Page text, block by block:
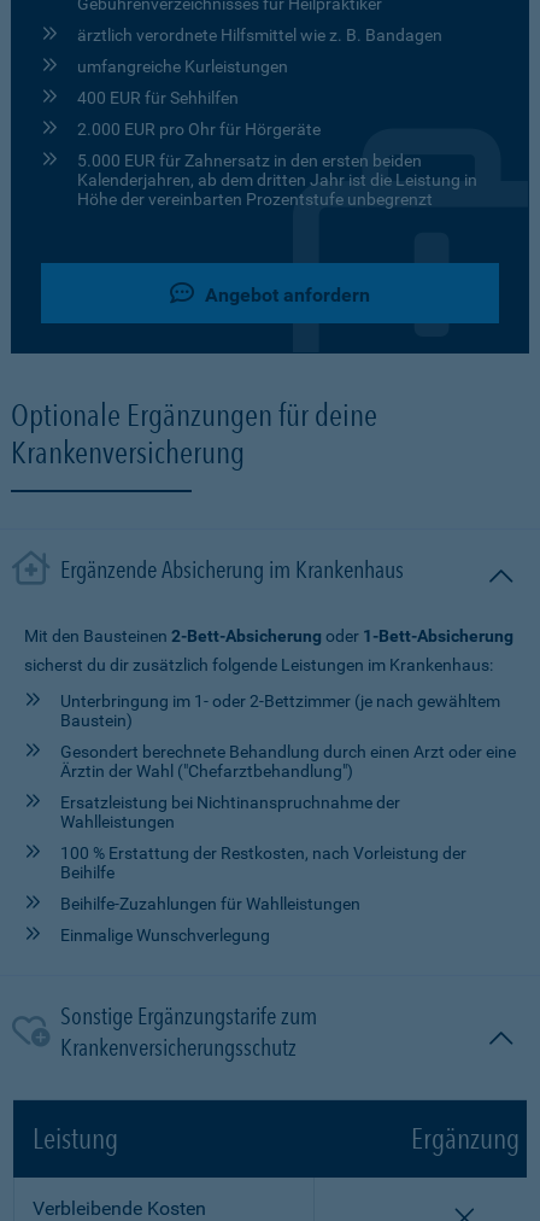
ärztlich verordnete Hilfsmittel wie z. B. Bandagen
umfangreiche Kurleistungen
400 EUR für Sehhilfen
2.000 EUR pro Ohr für Hörgeräte
5.000 EUR für Zahnersatz in den ersten beiden
Kalenderjahren, ab dem dritten Jahr ist die Leistung in
Höhe der vereinbarten Prozentstufe unbegrenzt
Angebot anfordern
Optionale Ergänzungen für deine
Krankenversicherung
Ergänzende Absicherung im Krankenhaus
Mit den Bausteinen 2-Bett-Absicherung oder 1-Bett-Absicherung
sicherst du dir zusätzlich folgende Leistungen im Krankenhaus:
Unterbringung im 1- oder 2-Bettzimmer (je nach gewähltem
Baustein)
Gesondert berechnete Behandlung durch einen Arzt oder eine
Ärztin der Wahl ("Chefarztbehandlung")
Ersatzleistung bei Nichtinanspruchnahme der
Wahlleistungen
100 % Erstattung der Restkosten, nach Vorleistung der
Beihilfe
Beihilfe-Zuzahlungen für Wahlleistungen
Einmalige Wunschverlegung
Sonstige Ergänzungstarife zum
Krankenversicherungsschutz
Leistung Ergänzung
Verbleibende Kosten